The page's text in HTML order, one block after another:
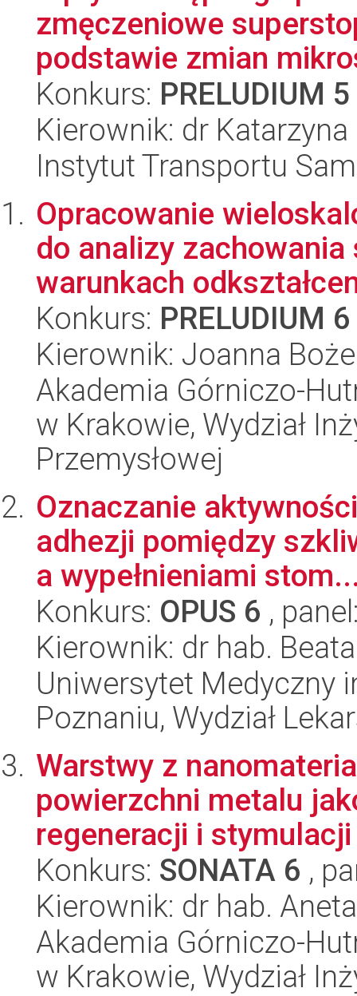
zmęczeniowe
podstawie zmian
Konkurs: PRELUDIUM 5
Kierownik: dr
Instytut Transportu
Opracowanie
do analizy zachowania
warunkach
Konkurs: PRELUDIUM 6
Kierownik: Joanna
Akademia Górniczo-
w Krakowie, Wydział
Przemysłowej
Oznaczanie
adhezji pomiędzy
a wypełnieniami
Konkurs: OPUS 6 ,
Kierownik: dr hab.
Uniwersytet Medyczny
Poznaniu, Wydział
Warstwy z
powierzchni metalu
regeneracji i
Konkurs: SONATA 6 ,
Kierownik: dr hab.
Akademia Górniczo-
w Krakowie, Wydział